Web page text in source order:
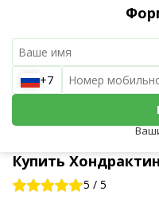
Купить
5 / 5
+7